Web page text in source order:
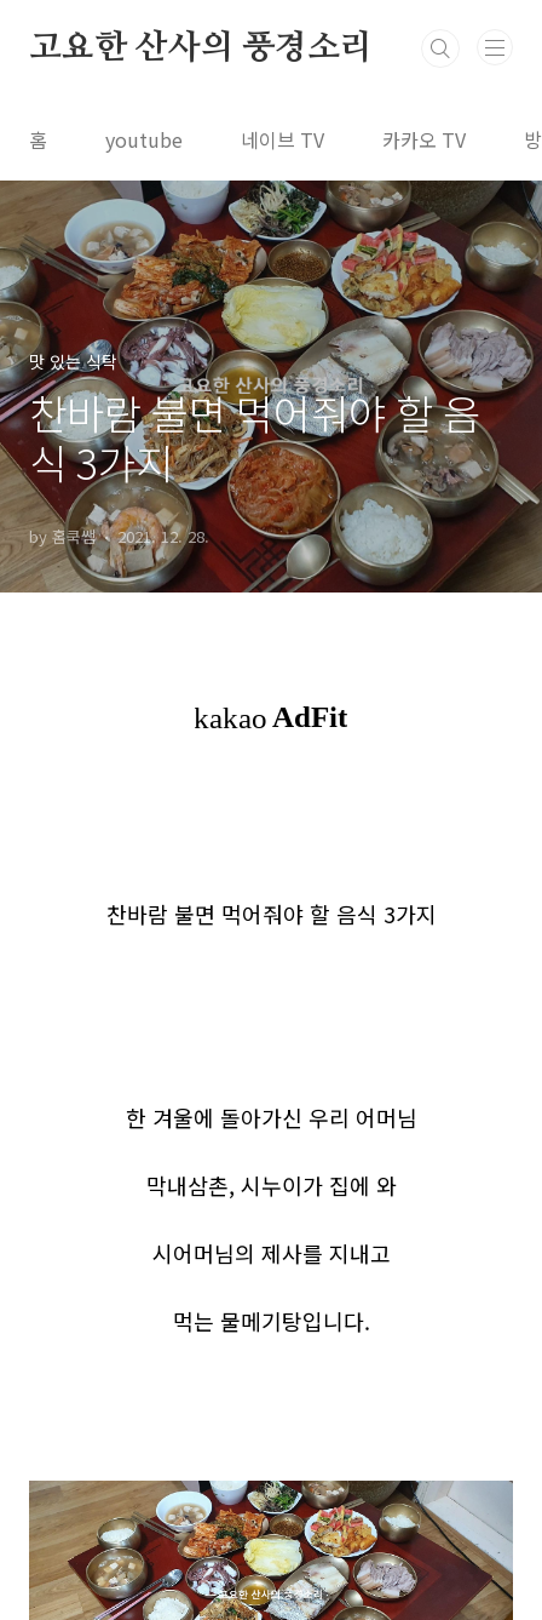
고요한 산사의 풍경소리
홈 youtube 네이브 TV 카카오 TV
맛 있는 식탁
찬바람 불면 먹어줘야 할 음
식 3가지
by 홈쿡쌤 2021. 12. 28.
찬바람 불면 먹어줘야 할 음식 3가지
한 겨울에 돌아가신 우리 어머님
막내삼촌, 시누이가 집에 와
시어머님의 제사를 지내고
먹는 물메기탕입니다.